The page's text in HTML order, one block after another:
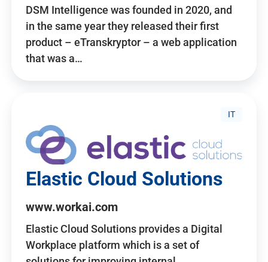
DSM Intelligence was founded in 2020, and
in the same year they released their first
product – eTranskryptor – a web application
that was a…
IT
Elastic Cloud Solutions
www.workai.com
Elastic Cloud Solutions provides a Digital
Workplace platform which is a set of